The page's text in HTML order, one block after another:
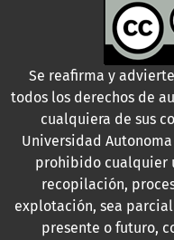
Se reafirma y
todos los derechos de
cualquiera de sus
Universidad
prohibido cualquier
recopilación,
explotación, sea
presente o futuro,